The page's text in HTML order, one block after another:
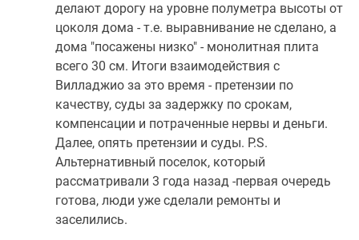
делают дорогу на уровне полуметра высоты от
цоколя дома - т.е. выравнивание не сделано, а
дома "посажены низко" - монолитная плита
всего 30 см. Итоги взаимодействия с
Вилладжио за это время - претензии по
качеству, суды за задержку по срокам,
компенсации и потраченные нервы и деньги.
Далее, опять претензии и суды. P.S.
Альтернативный поселок, который
рассматривали 3 года назад -первая очередь
готова, люди уже сделали ремонты и
заселились.